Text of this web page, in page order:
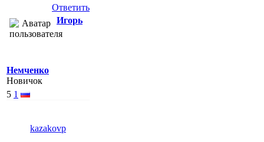
Ответить
Игорь
Немченко
Новичок
5 1
kazakovp